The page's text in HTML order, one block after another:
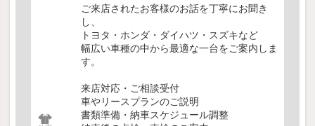
ご来店されたお客様のお話を丁寧にお聞き
し、
トヨタ・ホンダ・ダイハツ・スズキなど
幅広い車種の中から最適な一台をご案内しま
す。
来店対応・ご相談受付
車やリースプランのご説明
書類準備・納車スケジュール調整